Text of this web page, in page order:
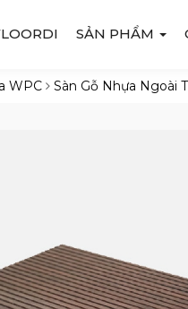
SẢN PHẨM
WPC Sàn Gỗ Nhựa Ngoài